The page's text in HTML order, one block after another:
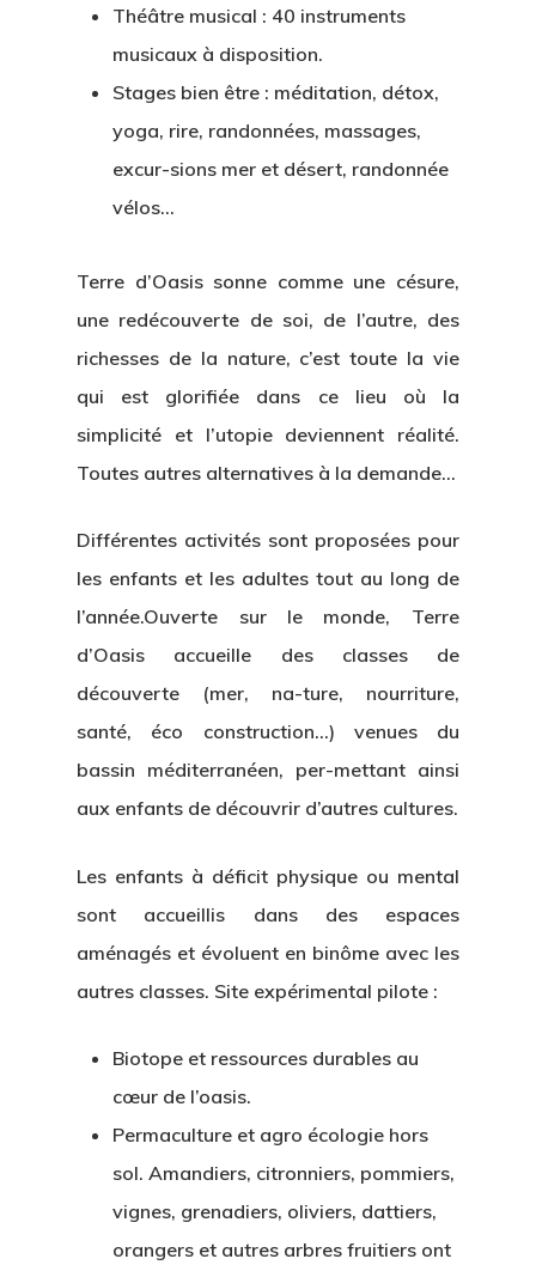
Théâtre musical : 40 instruments
musicaux à disposition.
Stages bien être : méditation, détox,
yoga, rire, randonnées, massages,
excur-sions mer et désert, randonnée
vélos…
Terre d’Oasis sonne comme une césure,
une redécouverte de soi, de l’autre, des
richesses de la nature, c’est toute la vie
qui est glorifiée dans ce lieu où la
simplicité et l’utopie deviennent réalité.
Toutes autres alternatives à la demande…
Différentes activités sont proposées pour
les enfants et les adultes tout au long de
l’année.Ouverte sur le monde, Terre
d’Oasis accueille des classes de
découverte (mer, na-ture, nourriture,
santé, éco construction…) venues du
bassin méditerranéen, per-mettant ainsi
aux enfants de découvrir d’autres cultures.
Les enfants à déficit physique ou mental
sont accueillis dans des espaces
aménagés et évoluent en binôme avec les
autres classes. Site expérimental pilote :
Biotope et ressources durables au
cœur de l’oasis.
Permaculture et agro écologie hors
sol. Amandiers, citronniers, pommiers,
vignes, grenadiers, oliviers, dattiers,
orangers et autres arbres fruitiers ont